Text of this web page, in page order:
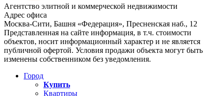
Агентство элитной и коммерческой недвижимости
Адрес офиса
Москва-Сити, Башня «Федерация», Пресненская наб., 12
Представленная на сайте информация, в т.ч. стоимости
объектов, носит информационный характер и не является
публичной офертой. Условия продажи объекта могут быть
изменены собственником без уведомления.
Город
Купить
Квартиры